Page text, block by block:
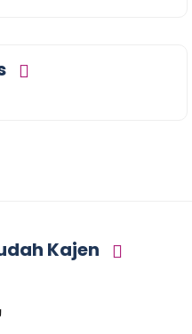
Kajen